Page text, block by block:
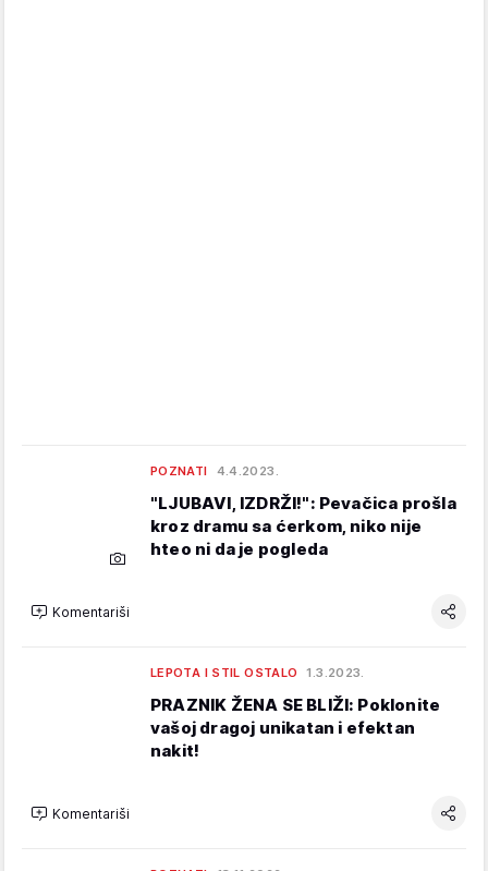
POZNATI 4.4.2023.
"LJUBAVI, IZDRŽI!": Pevačica prošla
kroz dramu sa ćerkom, niko nije
hteo ni da je pogleda
Komentariši
LEPOTA I STIL OSTALO 1.3.2023.
PRAZNIK ŽENA SE BLIŽI: Poklonite
vašoj dragoj unikatan i efektan
nakit!
Komentariši